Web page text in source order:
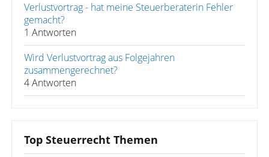
Verlustvortrag - hat meine Steuerberaterin Fehler
gemacht?
1 Antworten
Wird Verlustvortrag aus Folgejahren
zusammengerechnet?
4 Antworten
Top Steuerrecht Themen